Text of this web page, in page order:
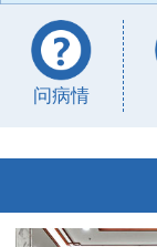
问病情